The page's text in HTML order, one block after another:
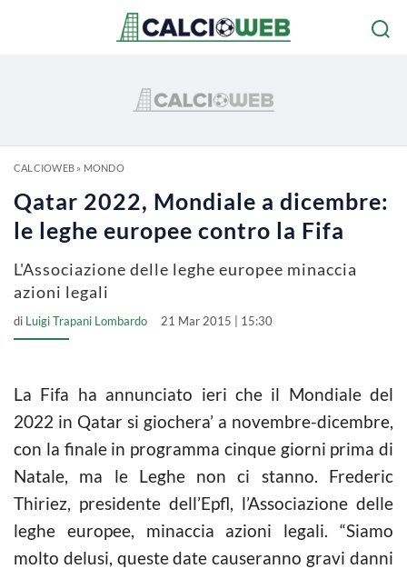
CALCIOWEB» MONDO
Qatar 2022, Mondiale a dicembre:
le leghe europee contro la Fifa
L'Associazione delle leghe europee minaccia
azioni legali
di Luigi Trapani Lombardo 21 Mar 2015 | 15:30
La Fifa ha annunciato ieri che il Mondiale del
2022 in Qatar si giochera’ a novembre-dicembre,
con la finale in programma cinque giorni prima di
Natale, ma le Leghe non ci stanno. Frederic
Thiriez, presidente dell’Epfl, l’Associazione delle
leghe europee, minaccia azioni legali. “Siamo
molto delusi, queste date causeranno gravi danni